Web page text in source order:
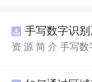
手写数字识别
资 源 简 介 手写